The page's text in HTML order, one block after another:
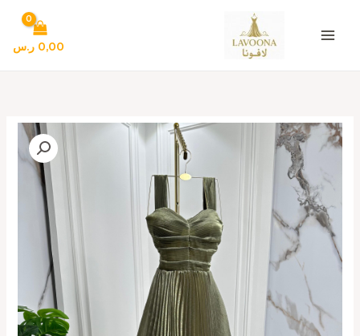
المحتوى
0,00 ر.س
كمية
فستان
بدون
اكمام
فخم
وانيق